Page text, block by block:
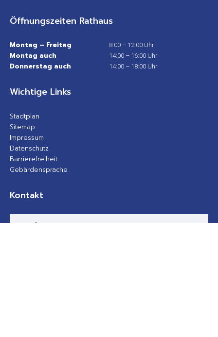
Öffnungszeiten Rathaus
Montag – Freitag 8:00 – 12:00 Uhr
Montag auch 14:00 – 16:00 Uhr
Donnerstag auch 14:00 – 18:00 Uhr
Wichtige Links
Stadtplan
Sitemap
Impressum
Datenschutz
Barrierefreiheit
Gebärdensprache
Kontakt